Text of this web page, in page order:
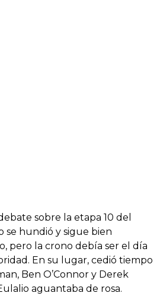
sobre la etapa 10 del
se hundió y sigue bien
pero la crono debía ser el día
En su lugar, cedió tiempo
Ben O’Connor y Derek
aguantaba de rosa.